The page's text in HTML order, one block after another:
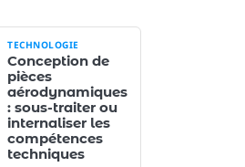
TECHNOLOGIE
Conception de
pièces
aérodynamiques
: sous-traiter ou
internaliser les
compétences
techniques